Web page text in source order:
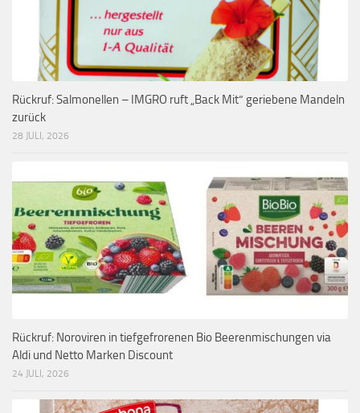
Rückruf: Salmonellen – IMGRO ruft „Back Mit“ geriebene Mandeln
zurück
28 JULI, 2026
Rückruf: Noroviren in tiefgefrorenen Bio Beerenmischungen via
Aldi und Netto Marken Discount
24 JULI, 2026